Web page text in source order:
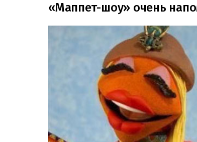
«Маппет-шоу» очень